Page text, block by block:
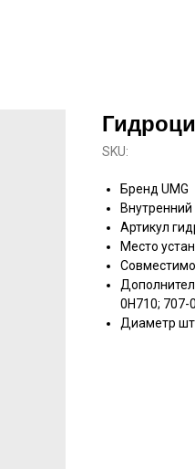
SKU:
Бренд UMG
Внутренний
Артикул
Место
0H710; 707-
Диаметр